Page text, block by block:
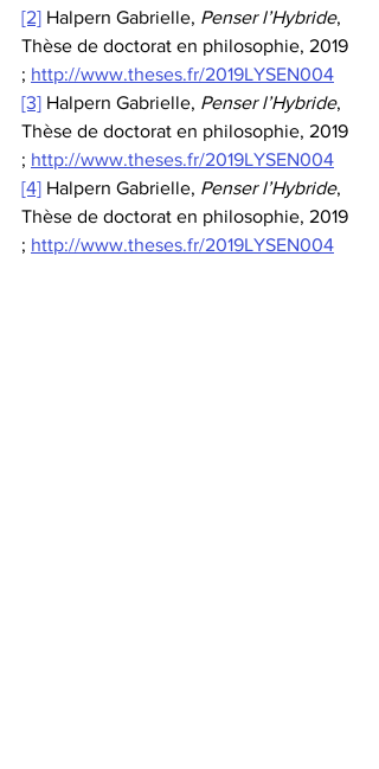
[2] Halpern Gabrielle, Penser l’Hybride,
Thèse de doctorat en philosophie, 2019
; http://www.theses.fr/2019LYSEN004
[3] Halpern Gabrielle, Penser l’Hybride,
Thèse de doctorat en philosophie, 2019
; http://www.theses.fr/2019LYSEN004
[4] Halpern Gabrielle, Penser l’Hybride,
Thèse de doctorat en philosophie, 2019
; http://www.theses.fr/2019LYSEN004